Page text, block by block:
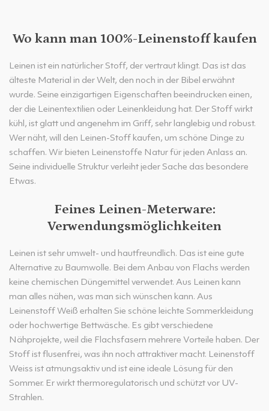
Wo kann man 100%-Leinenstoff kaufen
Leinen ist ein natürlicher Stoff, der vertraut klingt. Das ist das
älteste Material in der Welt, den noch in der Bibel erwähnt
wurde. Seine einzigartigen Eigenschaften beeindrucken einen,
der die Leinentextilien oder Leinenkleidung hat. Der Stoff wirkt
kühl, ist glatt und angenehm im Griff, sehr langlebig und robust.
Wer näht, will den Leinen-Stoff kaufen, um schöne Dinge zu
schaffen. Wir bieten Leinenstoffe Natur für jeden Anlass an.
Seine individuelle Struktur verleiht jeder Sache das besondere
Etwas.
Feines Leinen-Meterware:
Verwendungsmöglichkeiten
Leinen ist sehr umwelt- und hautfreundlich. Das ist eine gute
Alternative zu Baumwolle. Bei dem Anbau von Flachs werden
keine chemischen Düngemittel verwendet. Aus Leinen kann
man alles nähen, was man sich wünschen kann. Aus
Leinenstoff Weiß erhalten Sie schöne leichte Sommerkleidung
oder hochwertige Bettwäsche. Es gibt verschiedene
Nähprojekte, weil die Flachsfasern mehrere Vorteile haben. Der
Stoff ist flusenfrei, was ihn noch attraktiver macht. Leinenstoff
Weiss ist atmungsaktiv und ist eine ideale Lösung für den
Sommer. Er wirkt thermoregulatorisch und schützt vor UV-
Strahlen.